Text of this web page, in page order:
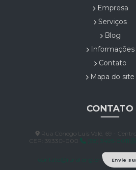
Empresa
Serviços
Blog
Informações
Contato
Mapa do site
CONTATO
Rua Cônego Luís Valê, 69 -
CEP: 39330-000
(38) 3495-0011
contato@rural.eng.br Envie